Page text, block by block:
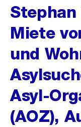
Miete
und
Asyl-
(AOZ),